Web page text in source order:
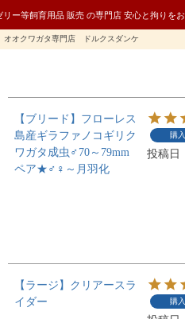
ー等飼育用品 販売 の専門店 安心と拘りを
オオクワガタ専門店 ドルクスダンケ
【ブリード】フローレス
島産ギラファノコギリク
ワガタ成虫♂70～79mm
ペア★♂♀～月羽化
購
投稿日
【ラージ】クリアースラ
イダー
購